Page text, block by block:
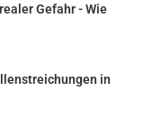
Gefahr - Wie
in